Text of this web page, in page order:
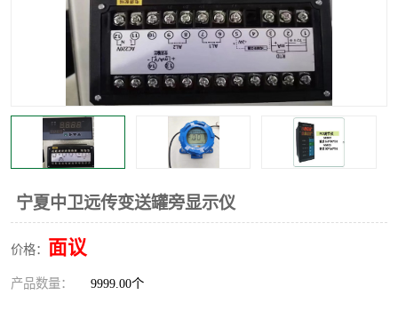
宁夏中卫远传变送罐旁显示仪
价格： 面议
产品数量： 9999.00个
压力变送器 电容物位计
温度显示控制仪表 电量变送器
流量计 工业自动化系统成套设备